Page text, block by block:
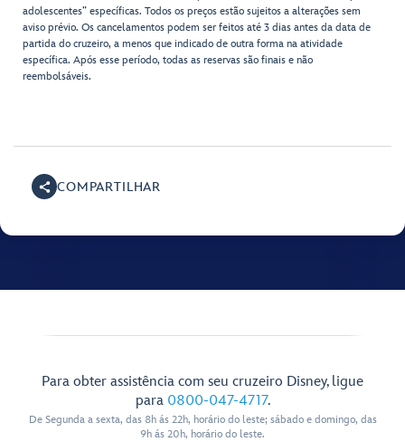
adolescentes” específicas. Todos os preços estão sujeitos a alterações sem
aviso prévio. Os cancelamentos podem ser feitos até 3 dias antes da data de
partida do cruzeiro, a menos que indicado de outra forma na atividade
específica. Após esse período, todas as reservas são finais e não
reembolsáveis.
COMPARTILHAR
Para obter assistência com seu cruzeiro Disney, ligue
para 0800-047-4717.
De Segunda a sexta, das 8h ás 22h, horário do leste; sábado e domingo, das
9h ás 20h, horário do leste.